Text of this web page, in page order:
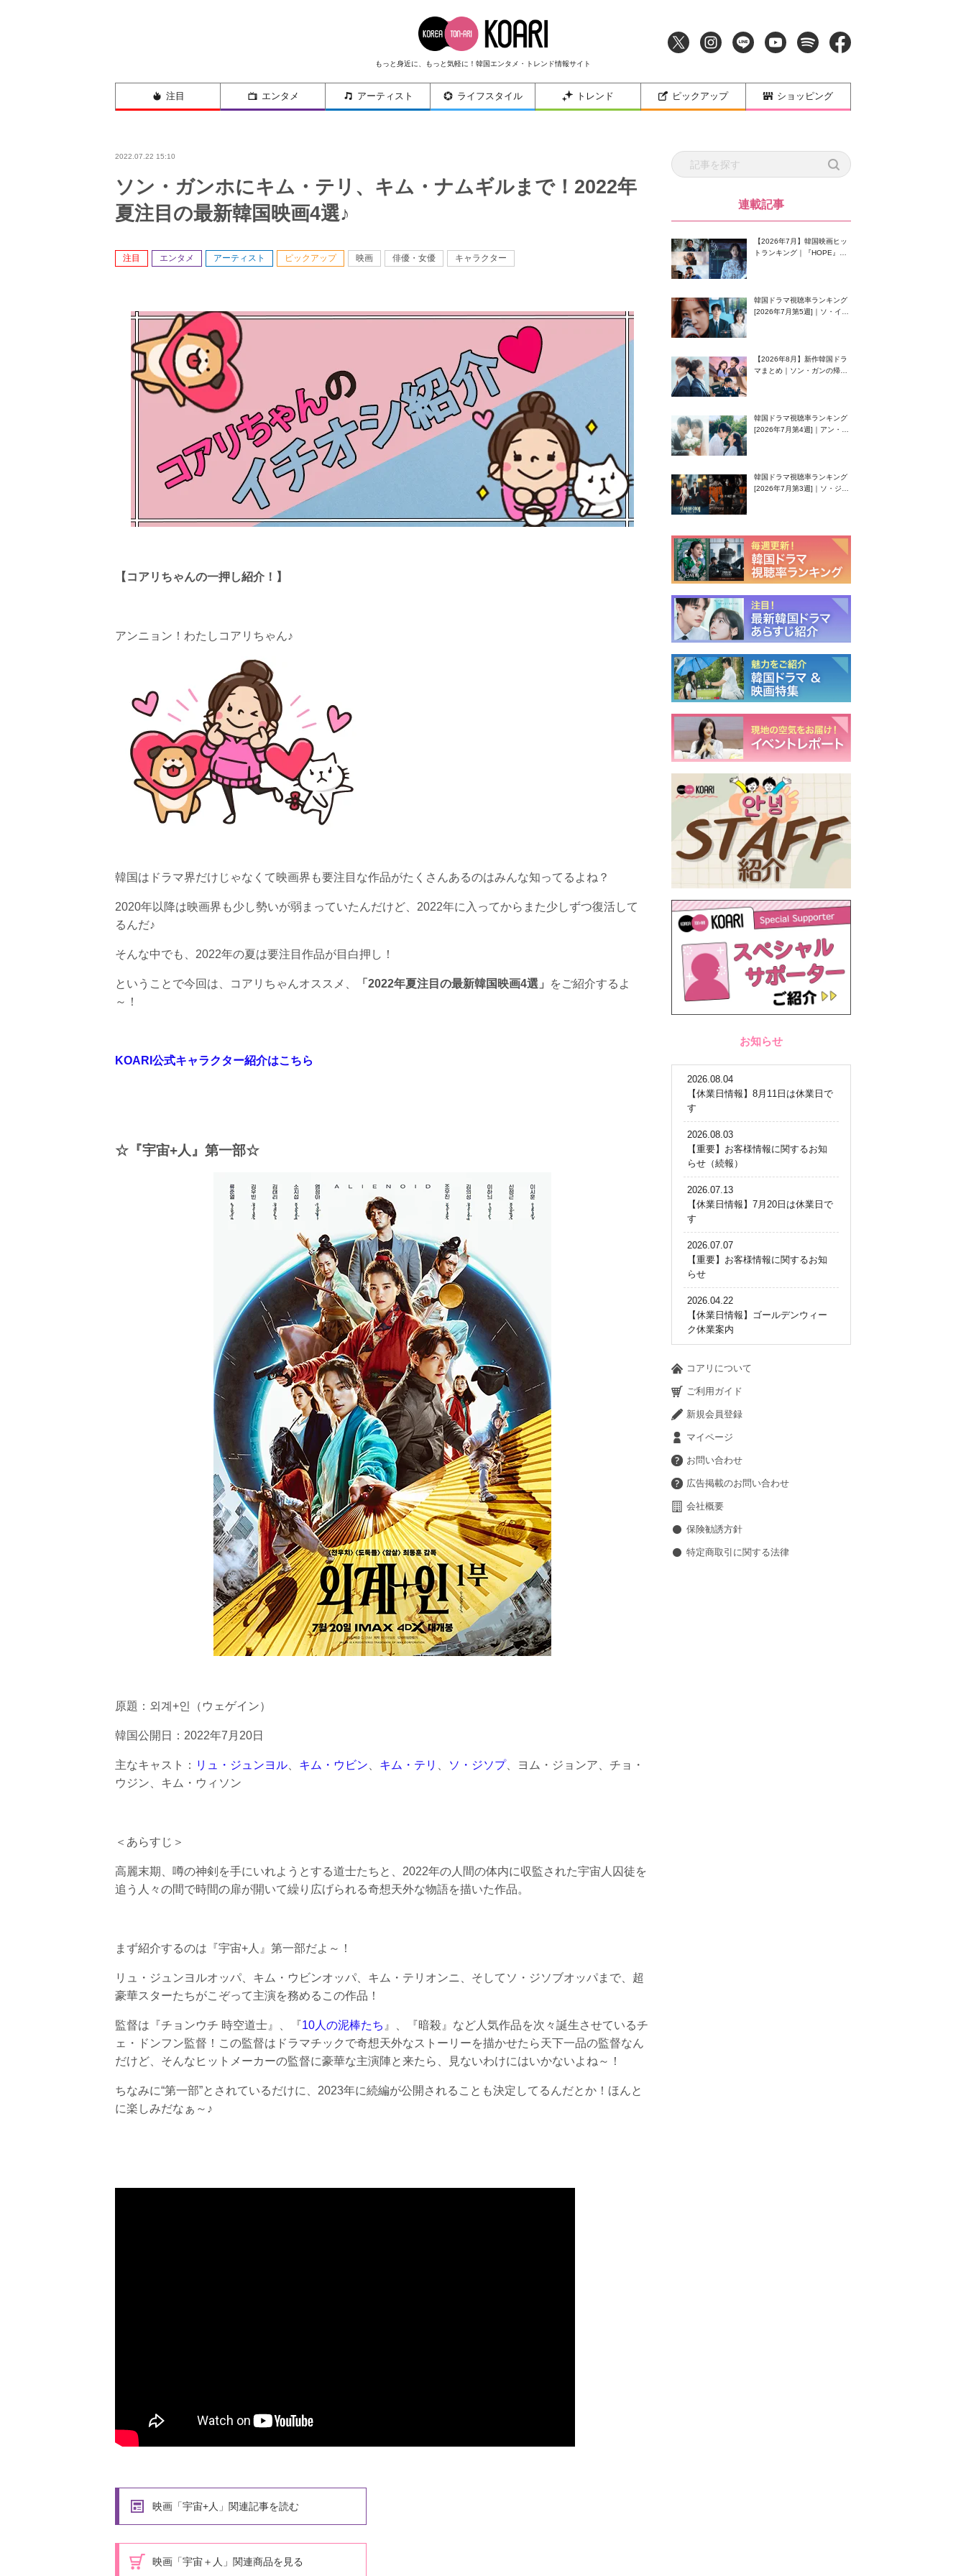
もっと身近に、もっと気軽に！韓国エンタメ・トレンド情報サイト
注目 エンタメ アーティスト ライフスタイル トレンド ピックアップ ショッピング
2022.07.22 15:10
ソン・ガンホにキム・テリ、キム・ナムギルまで！2022年
夏注目の最新韓国映画4選♪
注目 エンタメ アーティスト ピックアップ 映画 俳優・女優 キャラクター
【コアリちゃんの一押し紹介！】
アンニョン！わたしコアリちゃん♪
韓国はドラマ界だけじゃなくて映画界も要注目な作品がたくさんあるのはみんな知ってるよね？
2020年以降は映画界も少し勢いが弱まっていたんだけど、2022年に入ってからまた少しずつ復活して
るんだ♪
そんな中でも、2022年の夏は要注目作品が目白押し！
ということで今回は、コアリちゃんオススメ、 「2022年夏注目の最新韓国映画4選」
をご紹介するよ
～！
KOARI公式キャラクター紹介はこちら
☆『宇宙+人』第一部☆
原題：외계+인（ウェゲイン）
韓国公開日：2022年7月20日
主なキャスト： リュ・ジュンヨル キム・ウビン キム・テリ ソ・ジソプ、ヨム・ジョンア、チョ・
ウジン、キム・ウィソン
＜あらすじ＞
高麗末期、噂の神剣を手にいれようとする道士たちと、2022年の人間の体内に収監された宇宙人囚徒を
追う人々の間で時間の扉が開いて繰り広げられる奇想天外な物語を描いた作品。
まず紹介するのは『宇宙+人』第一部だよ～！
リュ・ジュンヨルオッパ、キム・ウビンオッパ、キム・テリオンニ、そしてソ・ジソブオッパまで、超
豪華スターたちがこぞって主演を務めるこの作品！
監督は『チョンウチ 時空道士』、『10人の泥棒たち 』、『暗殺』など人気作品を次々誕生させているチ
ェ・ドンフン監督！この監督はドラマチックで奇想天外なストーリーを描かせたら天下一品の監督なん
だけど、そんなヒットメーカーの監督に豪華な主演陣と来たら、見ないわけにはいかないよね～！
ちなみに“第一部”とされているだけに、2023年に続編が公開されることも決定してるんだとか！ほんと
に楽しみだなぁ～♪
映画「宇宙+人」関連記事を読む
映画「宇宙＋人」関連商品を見る
連載記事
【2026年7月】韓国映画ヒッ
トランキング｜『HOPE』が
韓国ドラマ視聴率ランキング
[2026年7月第5週]｜ソ・イン
【2026年8月】新作韓国ドラ
マまとめ｜ソン・ガンの帰
韓国ドラマ視聴率ランキング
[2026年7月第4週]｜アン・ヒ
韓国ドラマ視聴率ランキング
[2026年7月第3週]｜ソ・ジソ
お知らせ
2026.08.04
【休業日情報】8月11日は休業日で
す
2026.08.03
【重要】お客様情報に関するお知
らせ（続報）
2026.07.13
【休業日情報】7月20日は休業日で
す
2026.07.07
【重要】お客様情報に関するお知
らせ
2026.04.22
【休業日情報】ゴールデンウィー
ク休業案内
コアリについて
ご利用ガイド
新規会員登録
マイページ
お問い合わせ
広告掲載のお問い合わせ
会社概要
保険勧誘方針
特定商取引に関する法律